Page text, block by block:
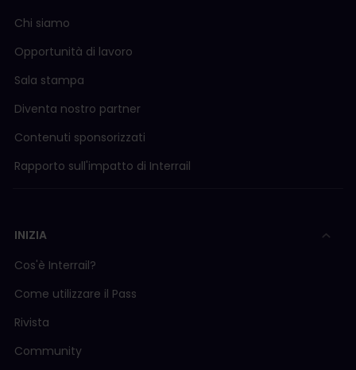
Passo 2
che non vuoi più > fai clic su Rimborso biglietti >
segui le istruzioni per ottenere il rimborso.*
Passo 3
entro e non oltre un mese dalla data della
richiesta di rimborso
di restituzione al quale dovrai spedire il biglietto
cartaceo).**
*Una volta che confermi la tua richiesta di
ulteriore rimborso in relazione a tale Prenotazione
Chi siamo
Opportunità di lavoro
Sala stampa
Diventa nostro partner
Contenuti sponsorizzati
Rapporto sull'impatto di Interrail
INIZIA
Cos'è Interrail?
Come utilizzare il Pass
Rivista
Community